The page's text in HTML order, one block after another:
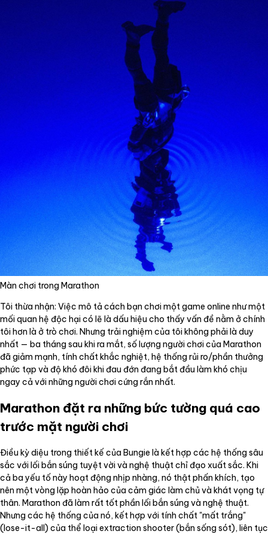
Màn chơi trong Marathon
Tôi thừa nhận: Việc mô tả cách bạn chơi một game online như một
mối quan hệ độc hại có lẽ là dấu hiệu cho thấy vấn đề nằm ở chính
tôi hơn là ở trò chơi. Nhưng trải nghiệm của tôi không phải là duy
nhất — ba tháng sau khi ra mắt, số lượng người chơi của Marathon
đã giảm mạnh, tính chất khắc nghiệt, hệ thống rủi ro/phần thưởng
phức tạp và độ khó đôi khi đau đớn đang bắt đầu làm khó chịu
ngay cả với những người chơi cứng rắn nhất.
Marathon đặt ra những bức tường quá cao
trước mặt người chơi
Điều kỳ diệu trong thiết kế của Bungie là kết hợp các hệ thống sâu
sắc với lối bắn súng tuyệt vời và nghệ thuật chỉ đạo xuất sắc. Khi
cả ba yếu tố này hoạt động nhịp nhàng, nó thật phấn khích, tạo
nên một vòng lặp hoàn hảo của cảm giác làm chủ và khát vọng tự
thân. Marathon đã làm rất tốt phần lối bắn súng và nghệ thuật.
Nhưng các hệ thống của nó, kết hợp với tính chất "mất trắng"
(lose-it-all) của thể loại extraction shooter (bắn sống sót), liên tục